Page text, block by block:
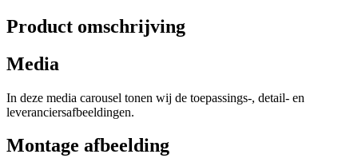
Product omschrijving
Media
In deze media carousel tonen wij de toepassings-, detail- en
leveranciersafbeeldingen.
Montage afbeelding